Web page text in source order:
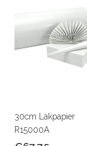
30cm Lakpapier
R15000A